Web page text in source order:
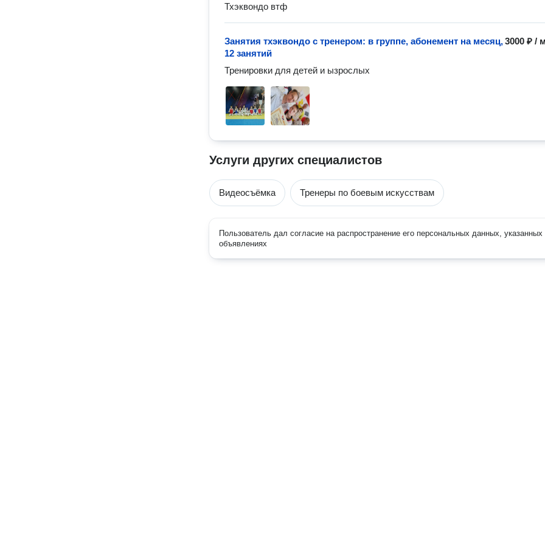
Тхэквондо втф
3000 ₽ /
Занятия тхэквондо с тренером: в группе, абонемент на месяц,
12 занятий
Тренировки для детей и ызрослых
Услуги других специалистов
Видеосъёмка Тренеры по боевым искусствам
Пользователь дал согласие на распространение его персональных данных, указанных
объявлениях